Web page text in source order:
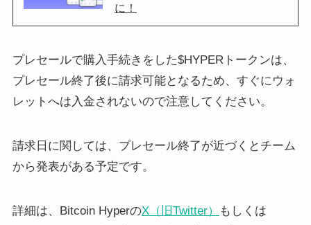
に！
プレセールで購入手続きをした$HYPERトークンは、
プレセール終了後に請求可能となるため、すぐにウォ
レットへは入金されないので注意してください。
請求日に関しては、プレセール終了が近づくとチーム
から発表がある予定です。
詳細は、Bitcoin HyperのX（旧Twitter）
もしくは